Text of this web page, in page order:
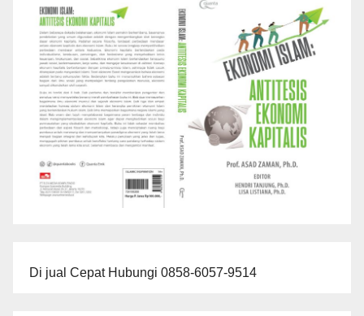
Di jual Cepat Hubungi 0858-6057-9514